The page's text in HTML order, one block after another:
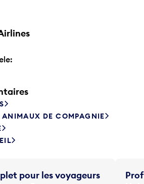
ANIMAUX DE COMPAGNIE
pour les voyageurs